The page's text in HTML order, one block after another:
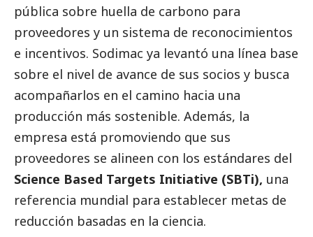
pública sobre huella de carbono para
proveedores y un sistema de reconocimientos
e incentivos. Sodimac ya levantó una línea base
sobre el nivel de avance de sus socios y busca
acompañarlos en el camino hacia una
producción más sostenible. Además, la
empresa está promoviendo que sus
proveedores se alineen con los estándares del
Science Based Targets Initiative (SBTi), una
referencia mundial para establecer metas de
reducción basadas en la ciencia.